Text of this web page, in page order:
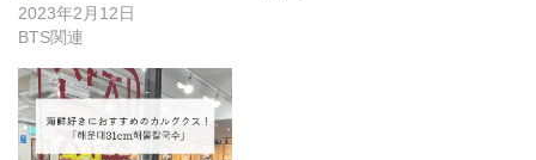
2023年2月12日
BTS関連